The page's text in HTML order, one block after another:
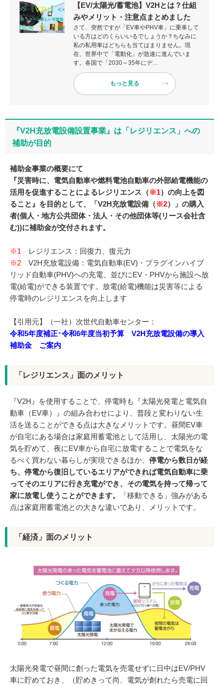
【EV/太陽光/蓄電池】V2Hとは？仕組
みやメリット・注意点まとめました
さて、突然ですが「EV車やPHV車」に乗車して
いる方はどのくらいいるでしょうか？ちなみに
私の私用車はどちらも当てはまりません。現
在、世界中で「電動化」が急速に進んでいま
す。各国で「2030～35年にデ…
もっと見る
『V2H充放電設備設置事業』は「レジリエンス」への
補助が目的
補助金事業の概要にて
『災害時に、電気自動車や燃料電池自動車の外部給電機能の
活用を促進することによるレジリエンス（※1）の向上を図
ること』を目的として、「V2H充放電設備（※2）」の購入
者(個人・地方公共団体・法人・その他団体等(リース会社含
む))に補助金が交付されます。
※1
レジリエンス：回復力、復元力
※2 V2H充放電設備：電気自動車(EV)・プラグインハイブ
リッド自動車(PHV)への充電、並びにEV・PHVから施設へ放
電(給電)ができる装置です。放電(給電)機能は災害等による
停電時のレジリエンスを向上します
【引用元】（一社）次世代自動車センター：
令和5年度補正･令和6年度当初予算 V2H充放電設備の導入
補助金 ご案内
「レジリエンス」面のメリット
『V2H』を使用することで、停電時も『太陽光発電と電気自
動車（EV車）』の組み合わせにより、普段と変わりない生
活を送ることができる点は大きなメリットです。昼間EV車
が自宅にある場合は家庭用蓄電池として活用し、太陽光の電
気を貯めて、夜にEV車から自宅に放電することで電気をな
るべく買わない暮らしが実現できるほか、 停電から数日が経
ち、停電から復旧しているエリアができれば電気自動車に乗
ってそのエリアに行き充電ができ、その電気を持って帰って
家に放電し使うことができます。
「移動できる」強みがある
点は家庭用蓄電池との大きな違いであり、メリットです。
「経済」面のメリット
太陽光発電で昼間に創った電気を売電せずに日中はEV/PHV
車に貯めておき、（貯めきって尚、電気が創れたら売電に回